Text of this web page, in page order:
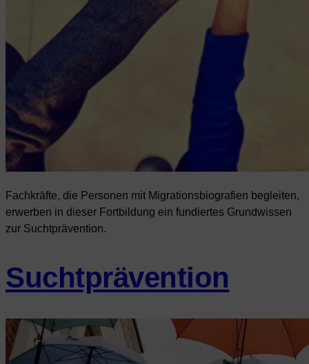
Fachkräfte, die Personen mit Migrationsbiografien begleiten,
erwerben in dieser Fortbildung ein fundiertes Grundwissen
zur Suchtprävention.
Suchtprävention